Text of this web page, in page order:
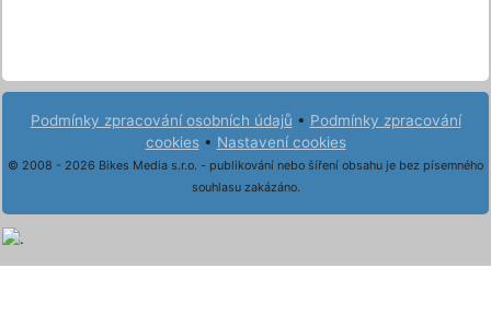
Podmínky zpracování osobních údajů • Podmínky zpracování
cookies• Nastavení cookies
© 2008 - 2026 Bikes Media s.r.o. - publikování nebo šíření obsahu je bez písemného
souhlasu zakázáno.